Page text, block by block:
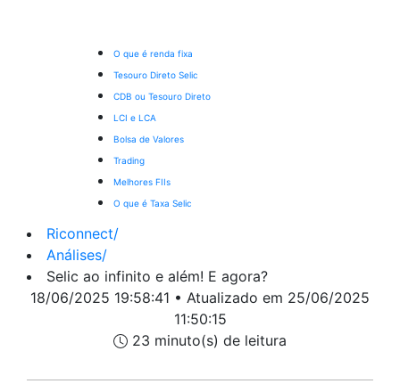
O que é renda fixa
Tesouro Direto Selic
CDB ou Tesouro Direto
LCI e LCA
Bolsa de Valores
Trading
Melhores FIIs
O que é Taxa Selic
Riconnect/
Análises/
Selic ao infinito e além! E agora?
18/06/2025 19:58:41 • Atualizado em 25/06/2025
11:50:15
23 minuto(s) de leitura